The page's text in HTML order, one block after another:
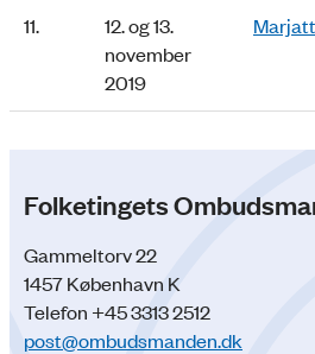
11.
12. og 13.
november
2019
Folketingets
Gammeltorv 22
1457 København K
Telefon +45 3313 2512
post@ombudsmanden.dk